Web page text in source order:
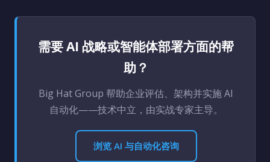
需要 AI 战略或智能体部署方面的帮
助？
Big Hat Group 帮助企业评估、架构并实施 AI
自动化——技术中立，由实战专家主导。
浏览 AI 与自动化咨询